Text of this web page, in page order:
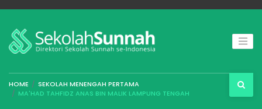
HOME
SEKOLAH MENENGAH PERTAMA
MA'HAD TAHFIDZ ANAS BIN MALIK LAMPUNG TENGAH